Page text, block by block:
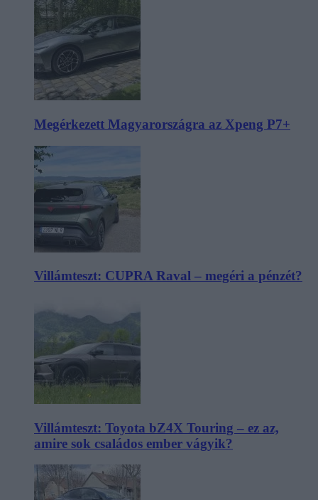
Megérkezett Magyarországra az Xpeng P7+
Villámteszt: CUPRA Raval – megéri a pénzét?
Villámteszt: Toyota bZ4X Touring – ez az,
amire sok családos ember vágyik?